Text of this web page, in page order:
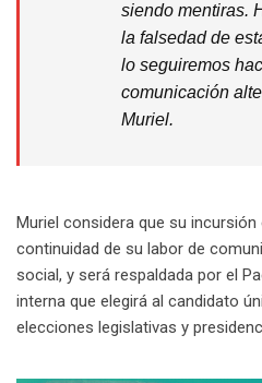
siendo mentiras.
la falsedad de
lo seguiremos
comunicación
Muriel.
Muriel considera que su
continuidad de su labor de
social, y será respaldada por el
interna que elegirá al candidato
elecciones legislativas y